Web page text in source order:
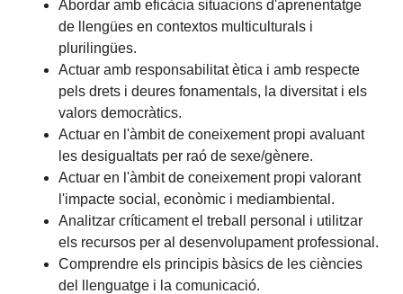
Abordar amb eficàcia situacions d'aprenentatge
de llengües en contextos multiculturals i
plurilingües.
Actuar amb responsabilitat ètica i amb respecte
pels drets i deures fonamentals, la diversitat i els
valors democràtics.
Actuar en l'àmbit de coneixement propi avaluant
les desigualtats per raó de sexe/gènere.
Actuar en l'àmbit de coneixement propi valorant
l'impacte social, econòmic i mediambiental.
Analitzar críticament el treball personal i utilitzar
els recursos per al desenvolupament professional.
Comprendre els principis bàsics de les ciències
del llenguatge i la comunicació.